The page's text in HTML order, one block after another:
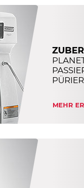
MEHR